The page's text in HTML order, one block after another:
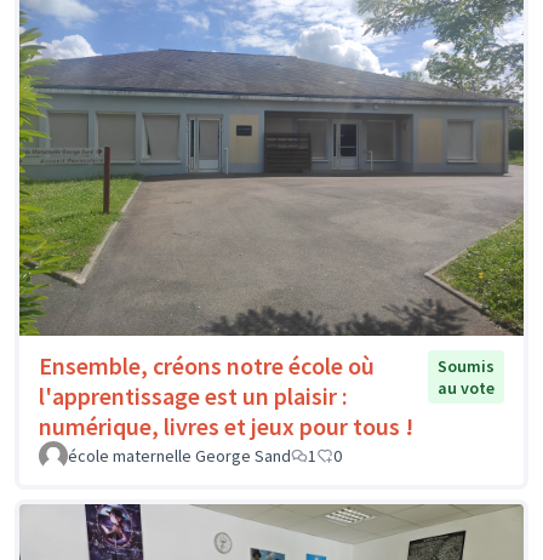
Ensemble, créons notre école où
l'apprentissage est un plaisir :
numérique, livres et jeux pour tous !
Soumis
au vote
école maternelle George Sand 1 0